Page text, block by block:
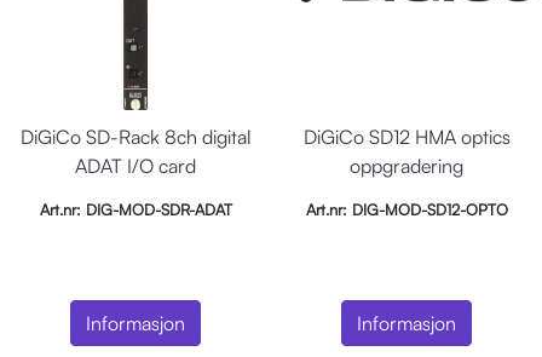
DiGiCo SD-Rack 8ch digital
ADAT I/O card
Art.nr: DIG-MOD-SDR-ADAT
Informasjon
DiGiCo SD12 HMA optics
oppgradering
Art.nr: DIG-MOD-SD12-OPTO
Informasjon